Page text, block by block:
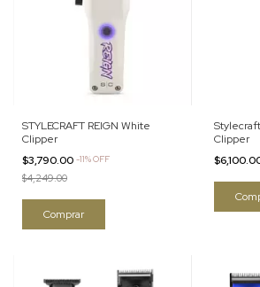
STYLECRAFT REIGN White
Clipper
$3,790.00 -11%OFF
$4,249.00
Clipper